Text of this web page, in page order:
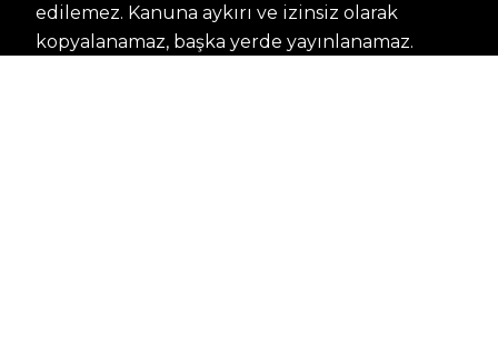
edilemez. Kanuna aykırı ve izinsiz olarak
kopyalanamaz, başka yerde yayınlanamaz.